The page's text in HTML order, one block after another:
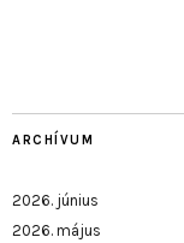
ARCHÍVUM
2026. június
2026. május